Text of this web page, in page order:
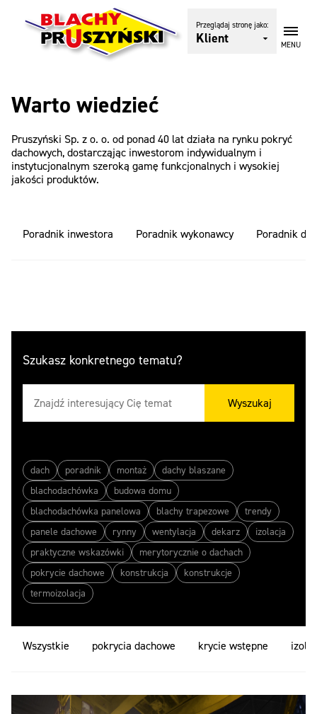
Przeglądaj stronę jako:
Klient MENU
Warto wiedzieć
Pruszyński Sp. z o. o. od ponad 40 lat działa na rynku pokryć
dachowych, dostarcząjąc inwestorom indywidualnym i
instytucjonalnym szeroką gamę funkcjonalnych i wysokiej
jakości produktów.
Poradnik inwestora Poradnik wykonawcy Poradnik
Szukasz konkretnego tematu?
Wyszukaj
dach poradnik montaż
dachy blaszane
blachodachówka
budowa domu
blachodachówka panelowa
blachy trapezowe
trendy
panele dachowe
rynny wentylacja dekarz
izolacja
praktyczne wskazówki
merytorycznie o dachach
pokrycie dachowe
konstrukcja
konstrukcje
termoizolacja
Wszystkie pokrycia dachowe krycie wstępne